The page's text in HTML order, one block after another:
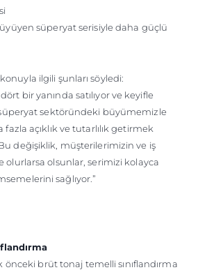
süperyat serisiyle daha güçlü
ilgili şunları söyledi:
bir yanında satılıyor ve keyifle
süperyat sektöründeki büyümemizle
açıklık ve tutarlılık getirmek
değişiklik, müşterilerimizin ve iş
olurlarsa olsunlar, serimizi kolayca
sağlıyor.”
önceki brüt tonaj temelli sınıflandırma